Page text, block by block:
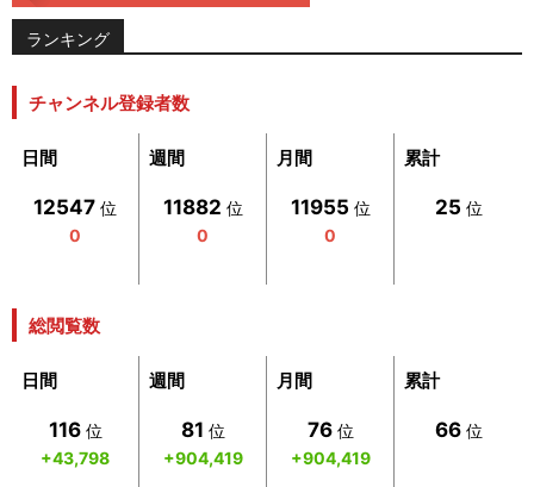
ランキング
チャンネル登録者数
日間
12547 位
0
週間
11882 位
0
月間
11955 位
0
累計
25 位
総閲覧数
日間
116 位
+43,798
週間
81 位
+904,419
月間
76 位
+904,419
累計
66 位